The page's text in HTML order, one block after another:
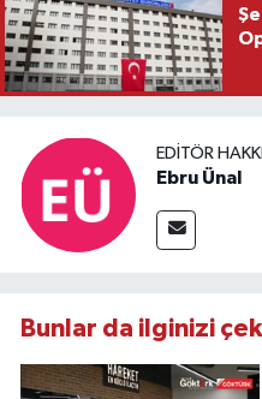
EDITÖR
Ebru Ünal
Bunlar da ilginizi